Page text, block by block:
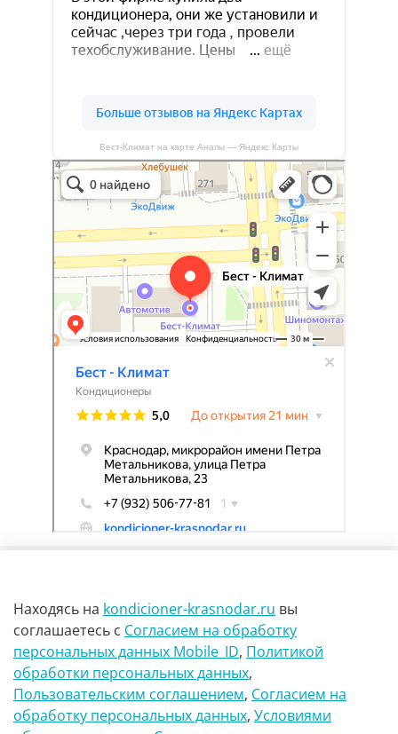
Бест-Климат на карте Анапы — Яндекс Карты
Бест-климат
Кондиционеры в Краснодаре
г Краснодар Ул Петра метальникова 23
8(900)29-888-66
Находясь на kondicioner-krasnodar.ru вы
соглашаетесь с Согласием на обработку
персональных данных Mobile_ID, Политикой
обработки персональных данных,
Пользовательским соглашением, Согласием на
обработку персональных данных, Условиями